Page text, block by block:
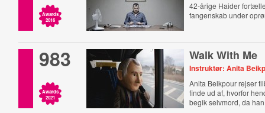
Awards
2016
42-årige Haider
fangenskab under
983
Awards
2021
Walk With Me
Instruktør: Anita
Anita Beikpour rejser
finde ud af, hvorfor
begik selvmord, da